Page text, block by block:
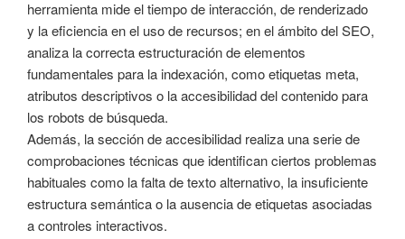
herramienta mide el tiempo de interacción, de renderizado
y la eficiencia en el uso de recursos; en el ámbito del SEO,
analiza la correcta estructuración de elementos
fundamentales para la indexación, como etiquetas meta,
atributos descriptivos o la accesibilidad del contenido para
los robots de búsqueda.
Además, la sección de accesibilidad realiza una serie de
comprobaciones técnicas que identifican ciertos problemas
habituales como la falta de texto alternativo, la insuficiente
estructura semántica o la ausencia de etiquetas asociadas
a controles interactivos.